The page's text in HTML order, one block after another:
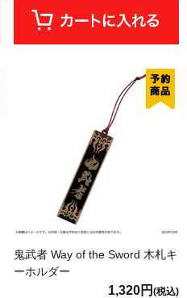
鬼武者 Way of the Sword 木札キ
ーホルダー
1,320円 (税込)